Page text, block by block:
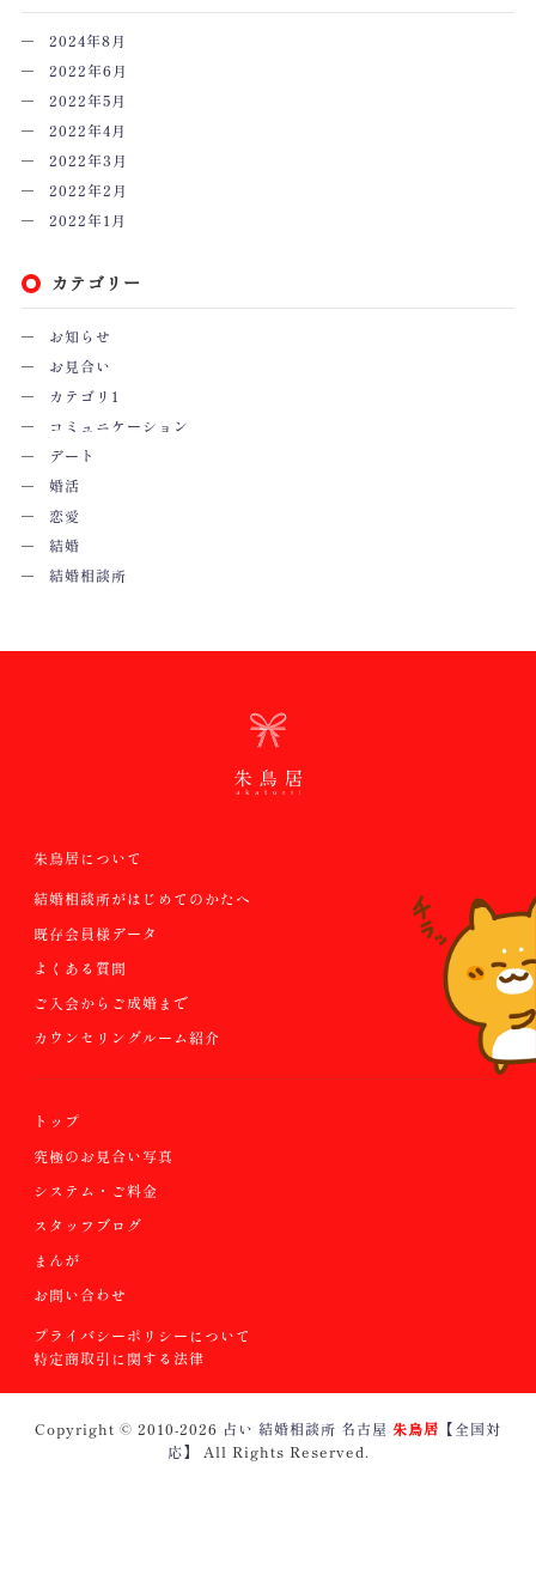
2024年8月
2022年6月
2022年5月
2022年4月
2022年3月
2022年2月
2022年1月
カテゴリー
お知らせ
お見合い
カテゴリ1
コミュニケーション
デート
婚活
恋愛
結婚
結婚相談所
朱鳥居について
結婚相談所がはじめてのかたへ
既存会員様データ
よくある質問
ご入会からご成婚まで
カウンセリングルーム紹介
トップ
究極のお見合い写真
システム・ご料金
スタッフブログ
まんが
お問い合わせ
プライバシーポリシーについて
特定商取引に関する法律
Copyright © 2010-2026 占い 結婚相談所 名古屋 朱鳥居 【全国対
応】
All Rights Reserved.